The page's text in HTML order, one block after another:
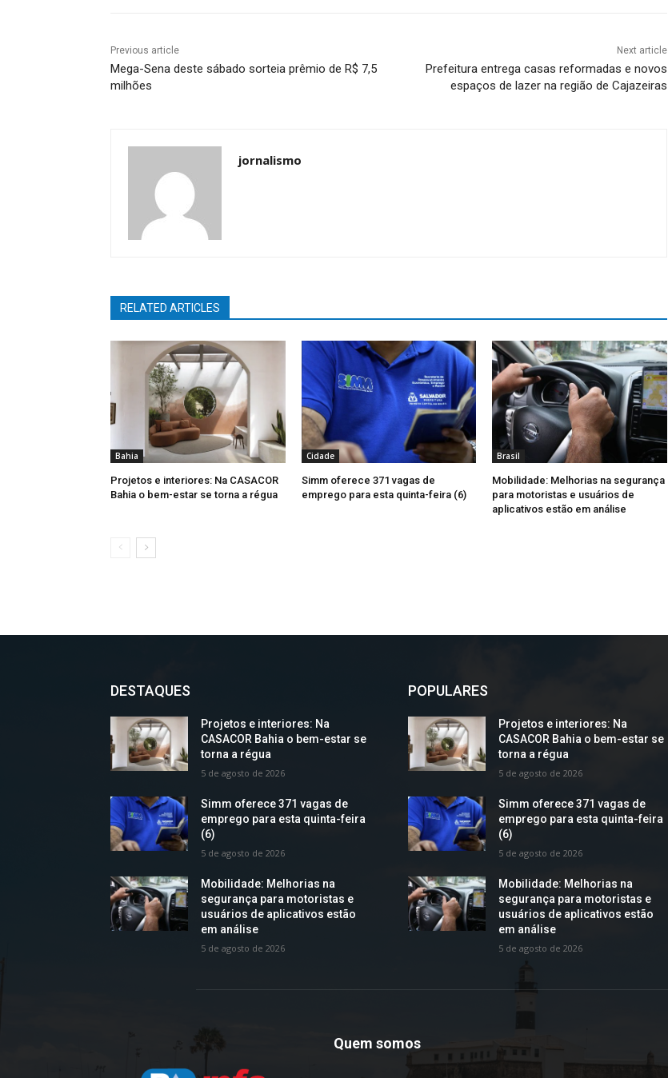
Previous article
Mega-Sena deste sábado sorteia prêmio de R$ 7,5
milhões
Next article
Prefeitura entrega casas reformadas e novos
espaços de lazer na região de Cajazeiras
jornalismo
RELATED ARTICLES
Bahia
Projetos e interiores: Na CASACOR
Bahia o bem-estar se torna a régua
Cidade
Simm oferece 371 vagas de
emprego para esta quinta-feira (6)
Brasil
Mobilidade: Melhorias na segurança
para motoristas e usuários de
aplicativos estão em análise
DESTAQUES
Projetos e interiores: Na
CASACOR Bahia o bem-estar se
torna a régua
5 de agosto de 2026
Simm oferece 371 vagas de
emprego para esta quinta-feira
(6)
5 de agosto de 2026
Mobilidade: Melhorias na
segurança para motoristas e
usuários de aplicativos estão
em análise
5 de agosto de 2026
POPULARES
Projetos e interiores: Na
CASACOR Bahia o bem-estar se
torna a régua
5 de agosto de 2026
Simm oferece 371 vagas de
emprego para esta quinta-feira
(6)
5 de agosto de 2026
Mobilidade: Melhorias na
segurança para motoristas e
usuários de aplicativos estão
em análise
5 de agosto de 2026
Quem somos